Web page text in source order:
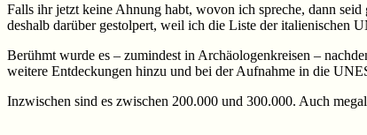
Falls ihr jetzt keine Ahnung habt, wovon ich spreche, dann
deshalb darüber gestolpert, weil ich die Liste der italienischen
Berühmt wurde es – zumindest in Archäologenkreisen –
weitere Entdeckungen hinzu und bei der Aufnahme in die
Inzwischen sind es zwischen 200.000 und 300.000. Auch